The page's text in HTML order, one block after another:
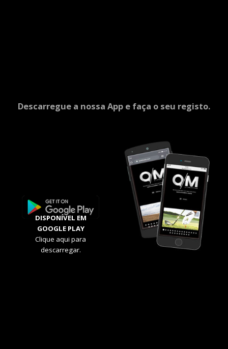
Descarregue a nossa App e faça o seu registo.
DISPONÍVEL EM
GOOGLE PLAY
Clique aqui para
descarregar.